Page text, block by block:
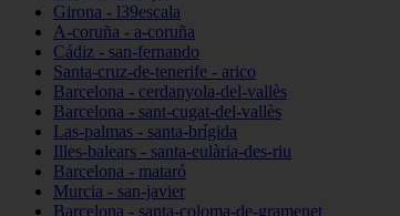
Girona - l39escala
A-coruña - a-coruña
Cádiz - san-fernando
Santa-cruz-de-tenerife - arico
Barcelona - cerdanyola-del-vallès
Barcelona - sant-cugat-del-vallès
Las-palmas - santa-brígida
Illes-balears - santa-eulària-des-riu
Barcelona - mataró
Murcia - san-javier
Barcelona - santa-coloma-de-gramenet